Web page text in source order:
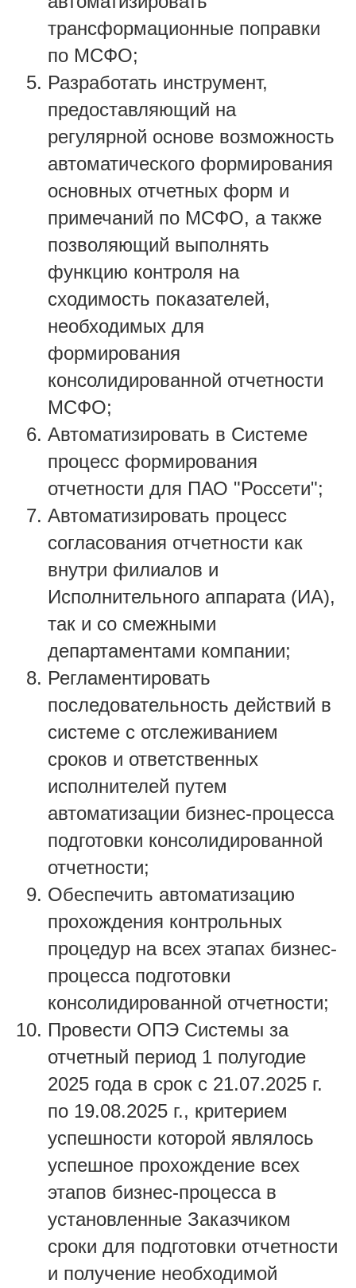
трансформационные поправки
по МСФО;
Разработать инструмент,
предоставляющий на
регулярной основе возможность
автоматического формирования
основных отчетных форм и
примечаний по МСФО, а также
позволяющий выполнять
функцию контроля на
сходимость показателей,
необходимых для
формирования
консолидированной отчетности
МСФО;
Автоматизировать в Системе
процесс формирования
отчетности для ПАО "Россети";
Автоматизировать процесс
согласования отчетности как
внутри филиалов и
Исполнительного аппарата (ИА),
так и со смежными
департаментами компании;
Регламентировать
последовательность действий в
системе с отслеживанием
сроков и ответственных
исполнителей путем
автоматизации бизнес-процесса
подготовки консолидированной
отчетности;
Обеспечить автоматизацию
прохождения контрольных
процедур на всех этапах бизнес-
процесса подготовки
консолидированной отчетности;
Провести ОПЭ Системы за
отчетный период 1 полугодие
2025 года в срок с 21.07.2025 г.
по 19.08.2025 г., критерием
успешности которой являлось
успешное прохождение всех
этапов бизнес-процесса в
установленные Заказчиком
сроки для подготовки отчетности
и получение необходимой